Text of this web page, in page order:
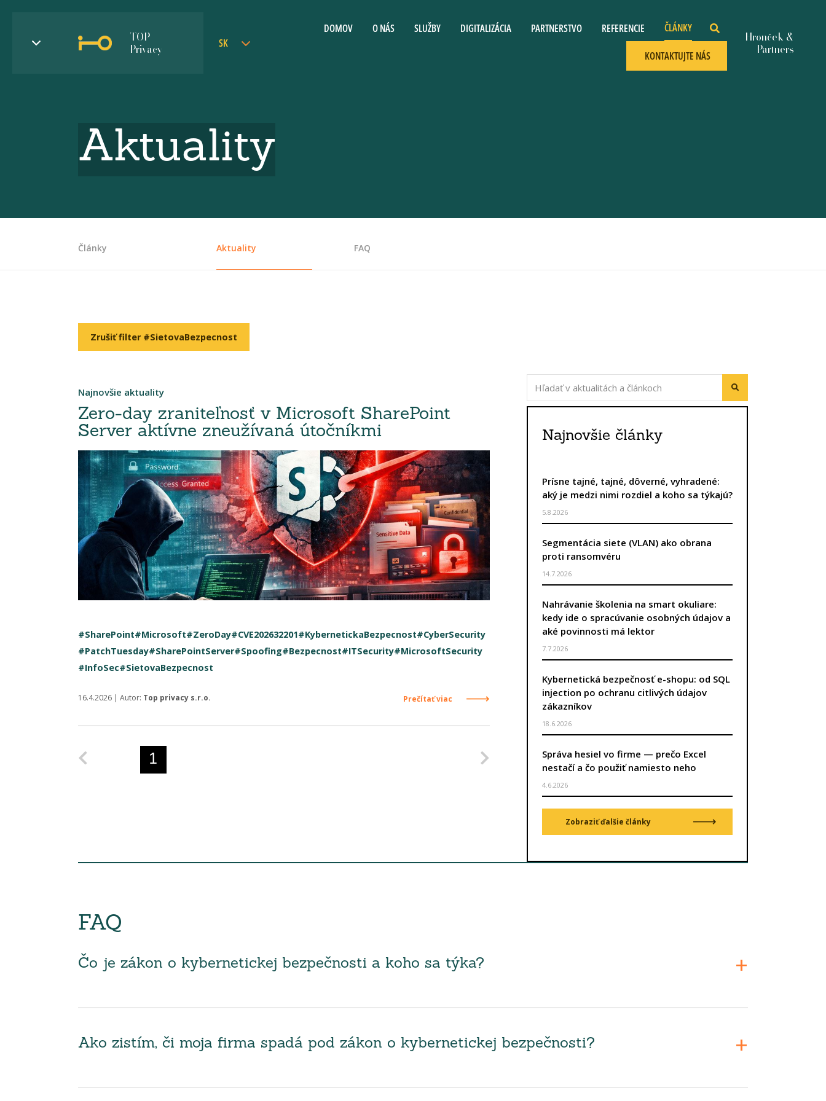
TOP
Privacy
SK
DOMOV O NÁS SLUŽBY DIGITALIZÁCIA PARTNERSTVO REFERENCIE ČLÁNKY
KONTAKTUJTE NÁS
Aktuality
Články Aktuality FAQ
Zrušiť filter #SietovaBezpecnost
Najnovšie aktuality
Zero-day zraniteľnosť v Microsoft SharePoint
Server aktívne zneužívaná útočníkmi
#SharePoint#Microsoft#ZeroDay#CVE202632201#KybernetickaBezpecnost#CyberSecurity
#PatchTuesday#SharePointServer#Spoofing#Bezpecnost#ITSecurity#MicrosoftSecurity
#InfoSec#SietovaBezpecnost
16.4.2026 | Autor: Top privacy s.r.o. Prečítať viac
Predchádzajúca strana
1 Nasledujúca strana
Najnovšie články
Prísne tajné, tajné, dôverné, vyhradené:
aký je medzi nimi rozdiel a koho sa týkajú?
5.8.2026
Segmentácia siete (VLAN) ako obrana
proti ransomvéru
14.7.2026
Nahrávanie školenia na smart okuliare:
kedy ide o spracúvanie osobných údajov a
aké povinnosti má lektor
7.7.2026
Kybernetická bezpečnosť e-shopu: od SQL
injection po ochranu citlivých údajov
zákazníkov
18.6.2026
Správa hesiel vo firme — prečo Excel
nestačí a čo použiť namiesto neho
4.6.2026
Zobraziť ďalšie články
FAQ
Čo je zákon o kybernetickej bezpečnosti a koho sa týka?
Ako zistím, či moja firma spadá pod zákon o kybernetickej bezpečnosti?